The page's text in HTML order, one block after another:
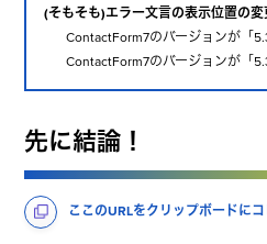
(そもそも)エラー文言の表示位置の
ContactForm7のバージョンが「
ContactForm7のバージョンが「
先に結論！
ここのURLをクリップボードに